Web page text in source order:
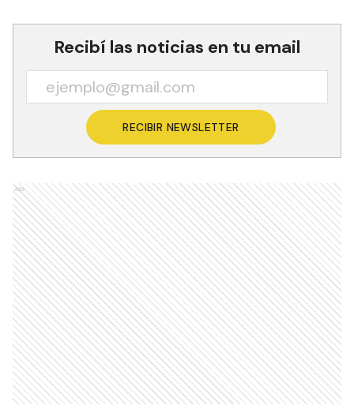
Recibí las noticias en tu email
RECIBIR NEWSLETTER
Ads